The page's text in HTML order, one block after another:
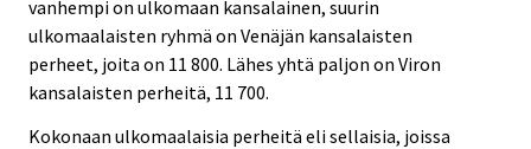
vanhempi on ulkomaan kansalainen, suurin
ulkomaalaisten ryhmä on Venäjän kansalaisten
perheet, joita on 11 800. Lähes yhtä paljon on Viron
kansalaisten perheitä, 11 700.
Kokonaan ulkomaalaisia perheitä eli sellaisia, joissa